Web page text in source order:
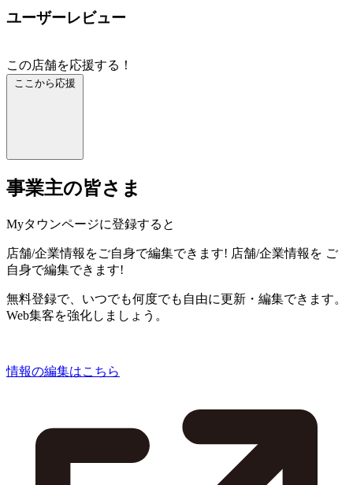
ユーザーレビュー
この店舗を応援する！
ここから応援
事業主の皆さま
Myタウンページに登録すると
店舗/企業情報をご自身で編集できます! 店舗/企業情報を ご
自身で編集できます!
無料登録で、いつでも何度でも自由に更新・編集できます。
Web集客を強化しましょう。
情報の編集はこちら